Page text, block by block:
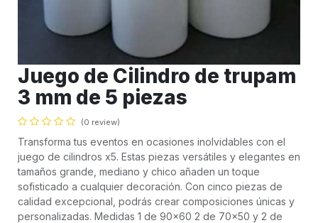
Juego de Cilindro de trupam
3 mm de 5 piezas
(0 review)
Transforma tus eventos en ocasiones inolvidables con el
juego de cilindros x5. Estas piezas versátiles y elegantes en
tamaños grande, mediano y chico añaden un toque
sofisticado a cualquier decoración. Con cinco piezas de
calidad excepcional, podrás crear composiciones únicas y
personalizadas. Medidas 1 de 90x60 2 de 70x50 y 2 de